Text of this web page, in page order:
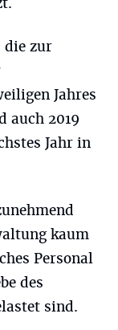
die zur
Jahres
auch 2019
Jahr in
kaum
Personal
des
sind.